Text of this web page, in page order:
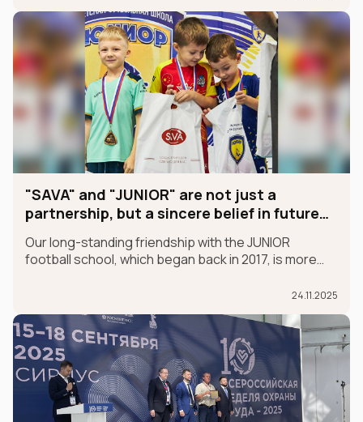
"SAVA" and "JUNIOR" are not just a
partnership, but a sincere belief in future
Our long-standing friendship with the JUNIOR
football school, which began back in 2017, is more
24.11.2025